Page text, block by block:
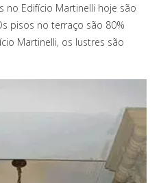
no Edifício Martinelli hoje são
pisos no terraço são 80%
Martinelli, os lustres são